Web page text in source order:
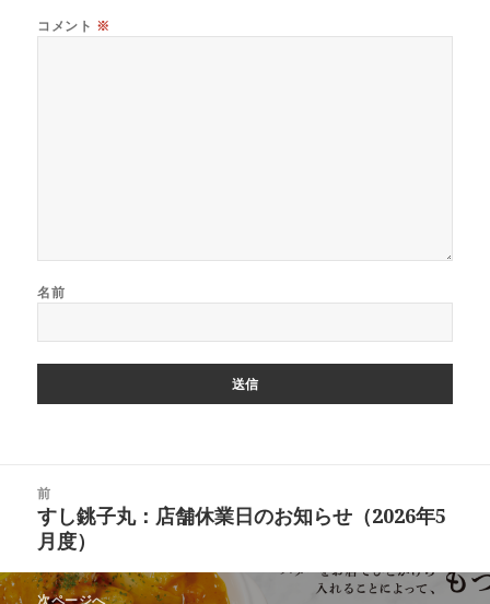
コメント ※
名前
ゲ
前
前
の
投
稿:
すし銚子丸：店舗休業日のお知らせ（2026年5
月度）